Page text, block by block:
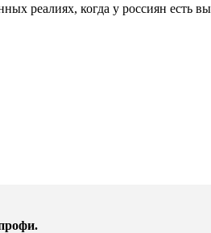
реалиях, когда у россиян есть